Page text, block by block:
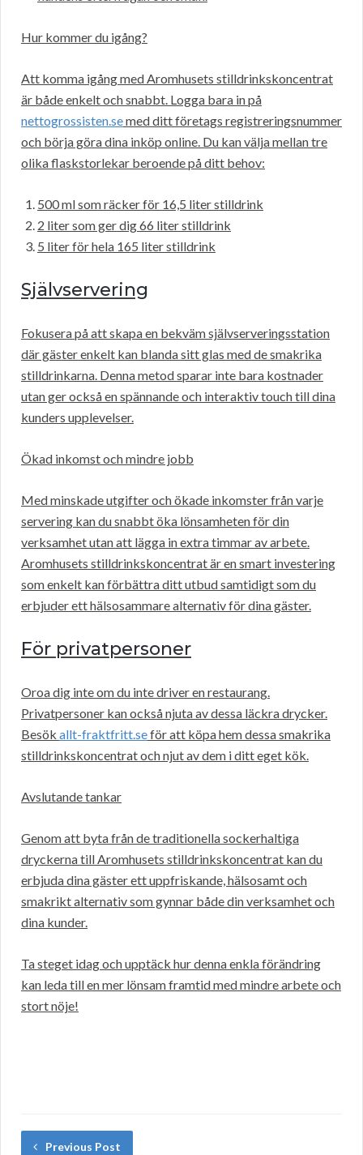
Hur kommer du igång?
Att komma igång med Aromhusets stilldrinkskoncentrat
är både enkelt och snabbt. Logga bara in på
nettogrossisten.semed ditt företags registreringsnummer
och börja göra dina inköp online. Du kan välja mellan tre
olika flaskstorlekar beroende på ditt behov:
500 ml som räcker för 16,5 liter stilldrink
2 liter som ger dig 66 liter stilldrink
5 liter för hela 165 liter stilldrink
Självservering
Fokusera på att skapa en bekväm självserveringsstation
där gäster enkelt kan blanda sitt glas med de smakrika
stilldrinkarna. Denna metod sparar inte bara kostnader
utan ger också en spännande och interaktiv touch till dina
kunders upplevelser.
Ökad inkomst och mindre jobb
Med minskade utgifter och ökade inkomster från varje
servering kan du snabbt öka lönsamheten för din
verksamhet utan att lägga in extra timmar av arbete.
Aromhusets stilldrinkskoncentrat är en smart investering
som enkelt kan förbättra ditt utbud samtidigt som du
erbjuder ett hälsosammare alternativ för dina gäster.
För privatpersoner
Oroa dig inte om du inte driver en restaurang.
Privatpersoner kan också njuta av dessa läckra drycker.
Besök allt-fraktfritt.seför att köpa hem dessa smakrika
stilldrinkskoncentrat och njut av dem i ditt eget kök.
Avslutande tankar
Genom att byta från de traditionella sockerhaltiga
dryckerna till Aromhusets stilldrinkskoncentrat kan du
erbjuda dina gäster ett uppfriskande, hälsosamt och
smakrikt alternativ som gynnar både din verksamhet och
dina kunder.
Ta steget idag och upptäck hur denna enkla förändring
kan leda till en mer lönsam framtid med mindre arbete och
stort nöje!
Previous Post